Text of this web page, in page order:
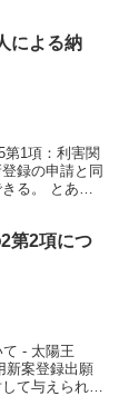
による納
第1項：利害関
録の申請と同
る。 とあり
第2項につ
- 太陽王
新案登録出願
て与えられる